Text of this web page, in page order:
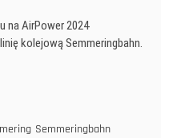
na AirPower 2024
kolejową Semmeringbahn.
Semmeringbahn